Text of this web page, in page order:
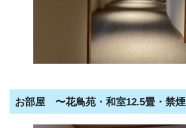
お部屋 〜花鳥苑・和室12.5畳・禁煙